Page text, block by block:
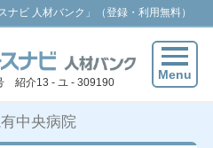
ビ 人材バンク」（登録・利用無料）
紹介13 - ユ - 309190
Menu
中央病院